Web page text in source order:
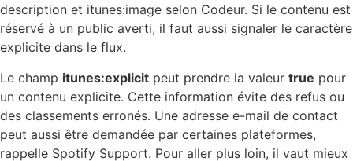
description et itunes:image selon Codeur. Si le contenu est
réservé à un public averti, il faut aussi signaler le caractère
explicite dans le flux.
Le champ itunes:explicit peut prendre la valeur true pour
un contenu explicite. Cette information évite des refus ou
des classements erronés. Une adresse e-mail de contact
peut aussi être demandée par certaines plateformes,
rappelle Spotify Support. Pour aller plus loin, il vaut mieux